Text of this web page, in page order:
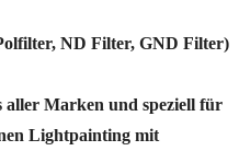
ND Filter, GND Filter)
Marken und speziell für
Lightpainting mit